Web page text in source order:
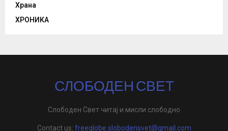
Храна
ХРОНИКА
СЛОБОДЕН СВЕТ
Слободен Свет читај и мисли слободно
Contact us: freeglobe.slobodensvet@gmail.com